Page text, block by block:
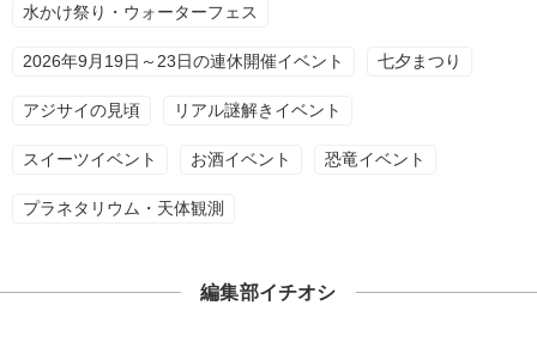
水かけ祭り・ウォーターフェス
2026年9月19日～23日の連休開催イベント 七夕まつり
アジサイの見頃 リアル謎解きイベント
スイーツイベント お酒イベント 恐竜イベント
プラネタリウム・天体観測
編集部イチオシ